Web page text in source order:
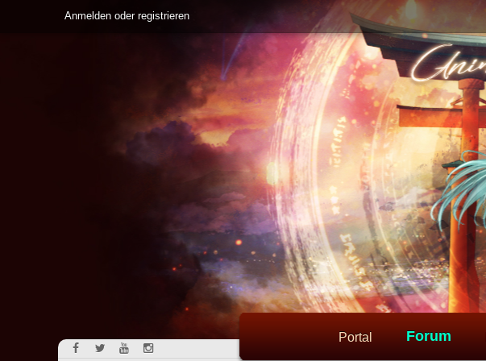
Anmelden oder registrieren
Portal Forum